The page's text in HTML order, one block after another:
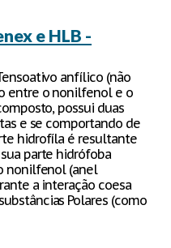
e HLB -
anfílico (não
entre o nonilfenol e o
possui duas
e se comportando de
hidrofíla é resultante
parte hidrófoba
nonilfenol (anel
a interação coesa
Polares (como